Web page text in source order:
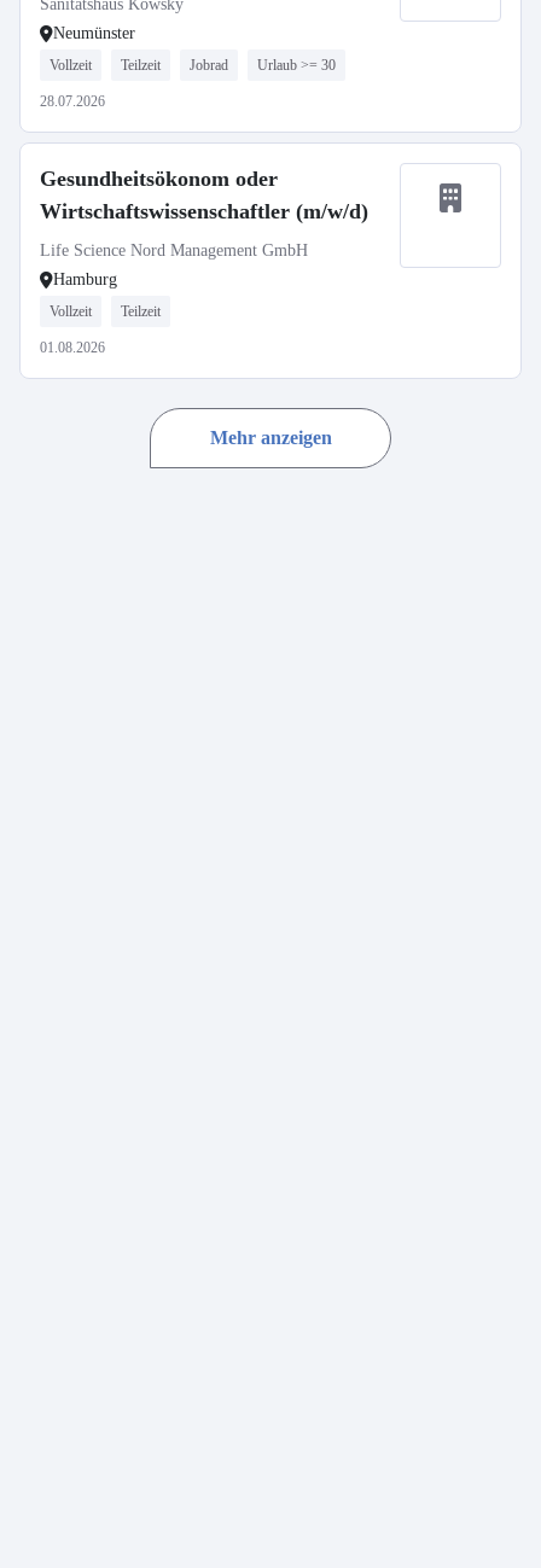
Sanitätshaus Kowsky
Neumünster
Vollzeit Teilzeit Jobrad Urlaub >= 30
28.07.2026
Gesundheitsökonom oder
Wirtschaftswissenschaftler (m/w/d)
Life Science Nord Management GmbH
Hamburg
Vollzeit Teilzeit
01.08.2026
Mehr anzeigen